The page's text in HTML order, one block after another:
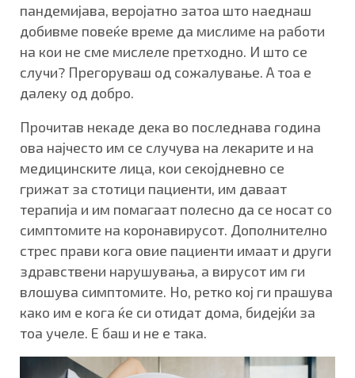
пандемијава, веројатно затоа што наеднаш
добивме повеќе време да мислиме на работи
на кои не сме мислеле претходно. И што се
случи? Прегоруваш од сожалување. А тоа е
далеку oд добро.
Прочитав некаде дека во последнава година
ова најчесто им се случува на лекарите и на
медицинските лица, кои секојдневно се
грижат за стотици пациенти, им даваат
терапија и им помагаат полесно да се носат со
симптомите на коронавирусот. Дополнително
стрес прави кога овие пациенти имаат и други
здравствени нарушувања, а вирусот им ги
влошува симптомите. Но, ретко кој ги прашува
како им е кога ќе си отидат дома, бидејќи за
тоа учеле. Е баш и не е така.